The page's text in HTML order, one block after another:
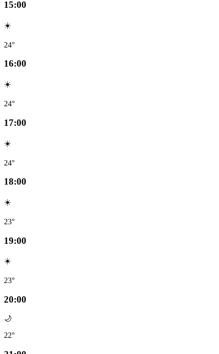
15:00
☀️
24°
16:00
☀️
24°
17:00
☀️
24°
18:00
☀️
23°
19:00
☀️
23°
20:00
🌙
22°